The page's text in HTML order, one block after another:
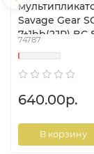
Savage Gear
7+1bb(2JP) BC
74787
640.00р.
В корзину